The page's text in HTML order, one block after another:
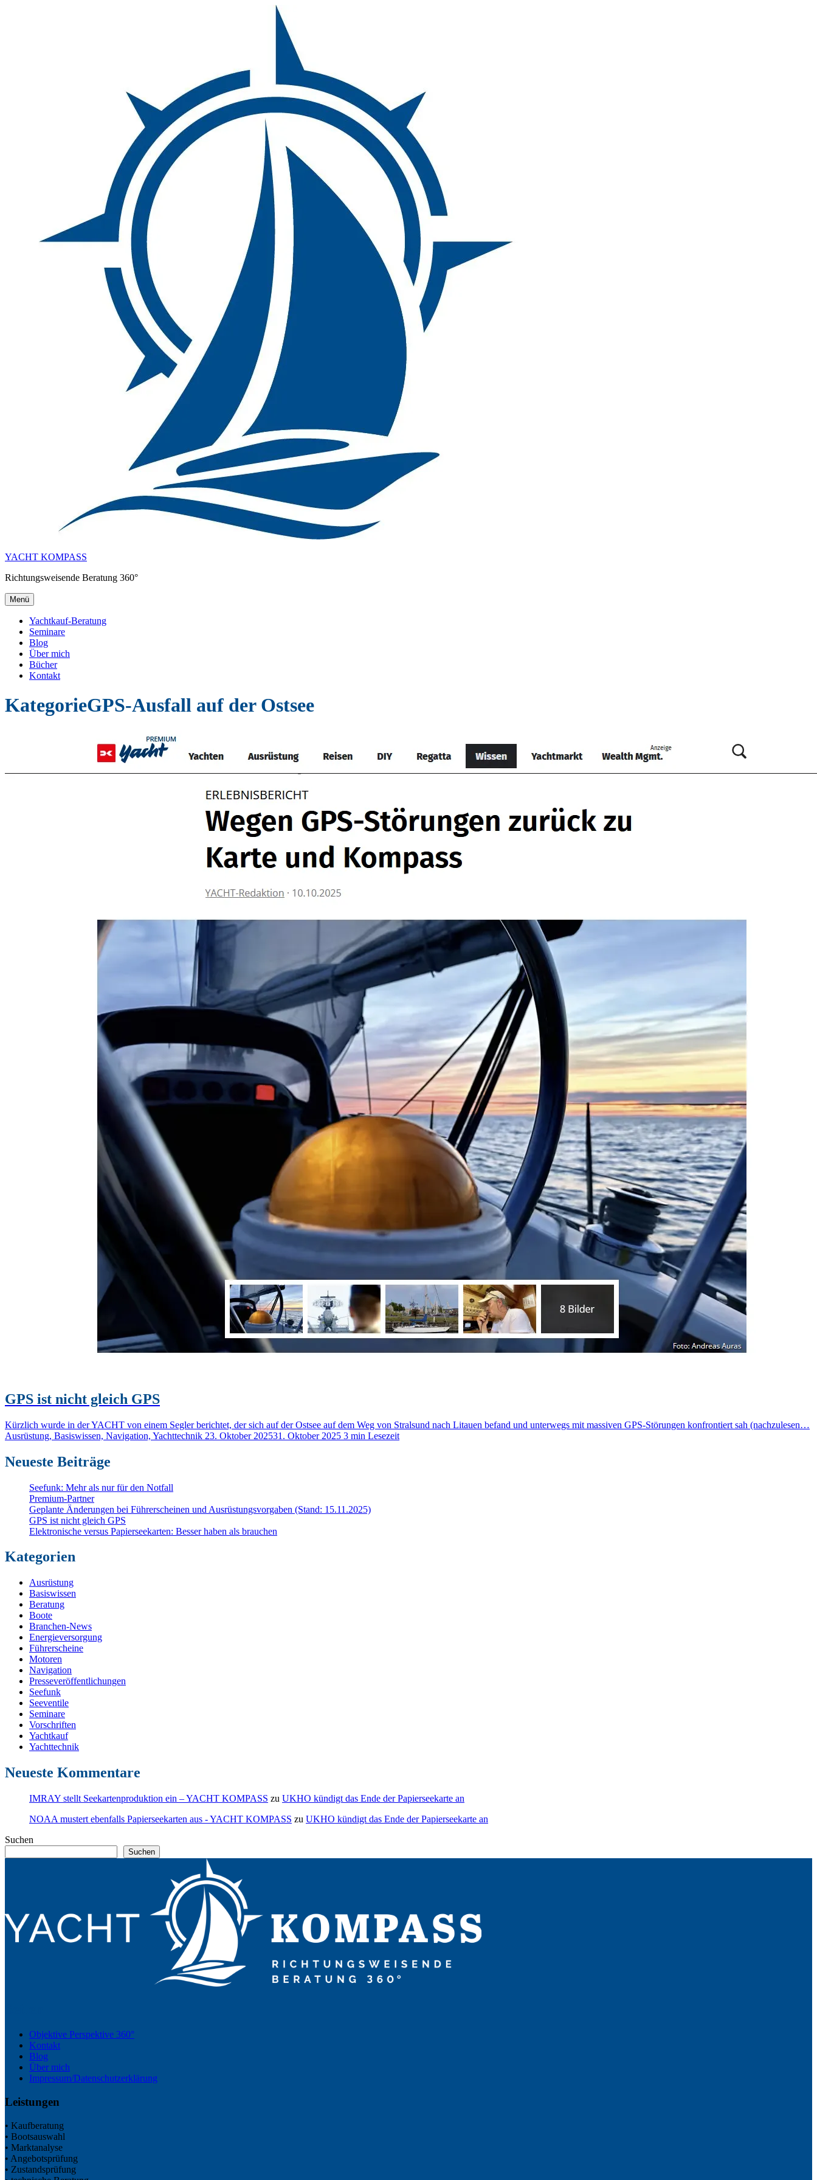
YACHT KOMPASS
Richtungsweisende Beratung 360°
Menü
Yachtkauf-Beratung
Seminare
Blog
Über mich
Bücher
Kontakt
KategorieGPS-Ausfall auf der Ostsee
GPS ist nicht gleich GPS
Kürzlich wurde in der YACHT von einem Segler berichtet, der sich auf der Ostsee auf dem Weg von Stralsund nach Litauen befand und unterwegs mit massiven GPS-Störungen konfrontiert sah (nachzulesen…
Ausrüstung, Basiswissen, Navigation, Yachttechnik 23. Oktober 202531. Oktober 2025 3 min Lesezeit
Neueste Beiträge
Seefunk: Mehr als nur für den Notfall
Premium-Partner
Geplante Änderungen bei Führerscheinen und Ausrüstungsvorgaben (Stand: 15.11.2025)
GPS ist nicht gleich GPS
Elektronische versus Papierseekarten: Besser haben als brauchen
Kategorien
Ausrüstung
Basiswissen
Beratung
Boote
Branchen-News
Energieversorgung
Führerscheine
Motoren
Navigation
Presseveröffentlichungen
Seefunk
Seeventile
Seminare
Vorschriften
Yachtkauf
Yachttechnik
Neueste Kommentare
IMRAY stellt Seekartenproduktion ein – YACHT KOMPASS zu UKHO kündigt das Ende der Papierseekarte an
NOAA mustert ebenfalls Papierseekarten aus - YACHT KOMPASS zu UKHO kündigt das Ende der Papierseekarte an
Suchen
Suchen
Objektive Perspektive 360°
Kontakt
Blog
Über mich
Impressum/Datenschutzerklärung
Leistungen
• Kaufberatung
• Bootsauswahl
• Marktanalyse
• Angebotsprüfung
• Zustandsprüfung